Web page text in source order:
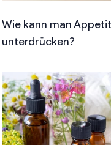
Wie kann man Appetit
unterdrücken?